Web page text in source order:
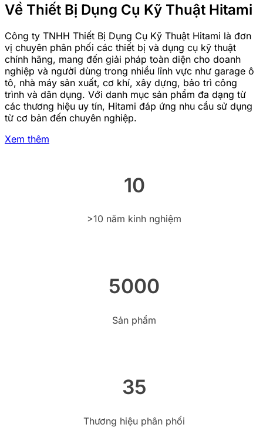
Về Thiết Bị Dụng Cụ Kỹ Thuật Hitami
Công ty TNHH Thiết Bị Dụng Cụ Kỹ Thuật Hitami là đơn
vị chuyên phân phối các thiết bị và dụng cụ kỹ thuật
chính hãng, mang đến giải pháp toàn diện cho doanh
nghiệp và người dùng trong nhiều lĩnh vực như garage ô
tô, nhà máy sản xuất, cơ khí, xây dựng, bảo trì công
trình và dân dụng. Với danh mục sản phẩm đa dạng từ
các thương hiệu uy tín, Hitami đáp ứng nhu cầu sử dụng
từ cơ bản đến chuyên nghiệp.
Xem thêm
10
>10 năm kinh nghiệm
5000
Sản phẩm
35
Thương hiệu phân phối